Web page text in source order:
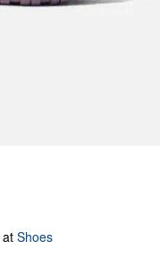
at Shoes